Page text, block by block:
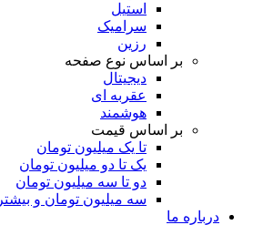
استیل
سرامیک
رزین
بر اساس نوع صفحه
دیجیتال
عقربه ای
هوشمند
بر اساس قیمت
تا یک میلیون تومان
یک تا دو میلیون تومان
دو تا سه میلیون تومان
سه میلیون تومان و بیشتر
درباره ما